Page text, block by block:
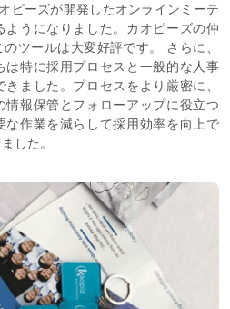
ピーズが開発したオンラインミーテ
ようになりました。カオピーズの仲
ツールは大変好評です。 さらに、
は特に採用プロセスと一般的な人事
ました。プロセスをより厳密に、
報保管とフォローアップに役立つ
な作業を減らして採用効率を向上で
した。